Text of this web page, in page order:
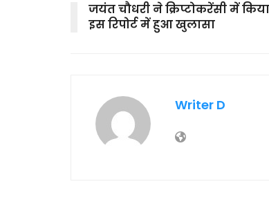
जयंत चौधरी ने क्रिप्टोकरेंसी में
इस रिपोर्ट में हुआ खुलासा
Writer D